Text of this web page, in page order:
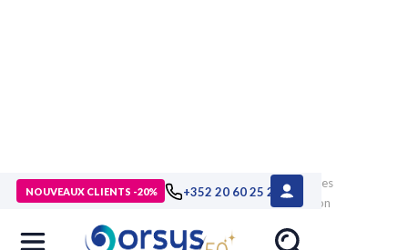
NOUVEAUX CLIENTS -20% +352 20 60 25 26
> Formations>Technologies numériques
Management des
Systèmes d'Information>Transition numérique >
Formation
Transformer l'entreprise via l'IA et la data